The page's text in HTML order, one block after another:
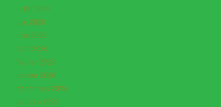
juillet 2026
juin 2026
mai 2026
avril 2026
février 2026
janvier 2026
décembre 2025
octobre 2025